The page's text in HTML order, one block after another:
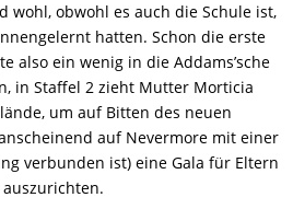
wohl, obwohl es auch die Schule ist,
hatten. Schon die erste
also ein wenig in die Addams’sche
in Staffel 2 zieht Mutter Morticia
um auf Bitten des neuen
auf Nevermore mit einer
verbunden ist) eine Gala für Eltern